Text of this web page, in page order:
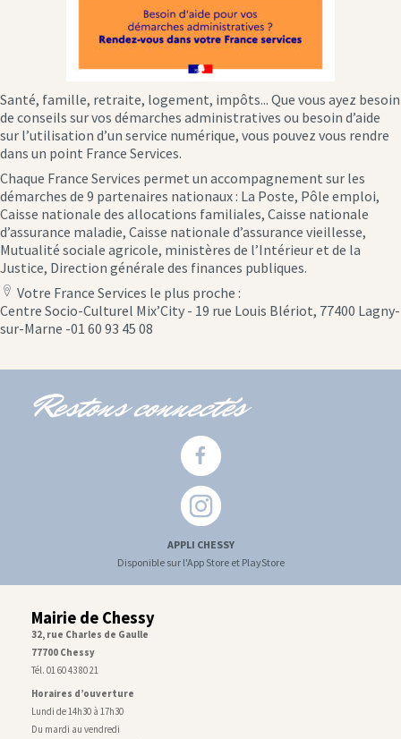
Santé, famille, retraite, logement, impôts... Que vous ayez besoin
de conseils sur vos démarches administratives ou besoin d’aide
sur l’utilisation d’un service numérique, vous pouvez vous rendre
dans un point France Services.
Chaque France Services permet un accompagnement sur les
démarches de 9 partenaires nationaux : La Poste, Pôle emploi,
Caisse nationale des allocations familiales, Caisse nationale
d’assurance maladie, Caisse nationale d’assurance vieillesse,
Mutualité sociale agricole, ministères de l’Intérieur et de la
Justice, Direction générale des finances publiques.
location
icon
Votre France Services le plus proche :
Centre Socio-Culturel Mix’City - 19 rue Louis Blériot, 77400 Lagny-
sur-Marne -01 60 93 45 08
Restons connectés
APPLI CHESSY
Disponible sur l'App Store et PlayStore
Mairie de Chessy
32, rue Charles de Gaulle
77700 Chessy
Tél. 01 60 43 80 21
Horaires d’ouverture
Lundi de 14h30 à 17h30
Du mardi au vendredi